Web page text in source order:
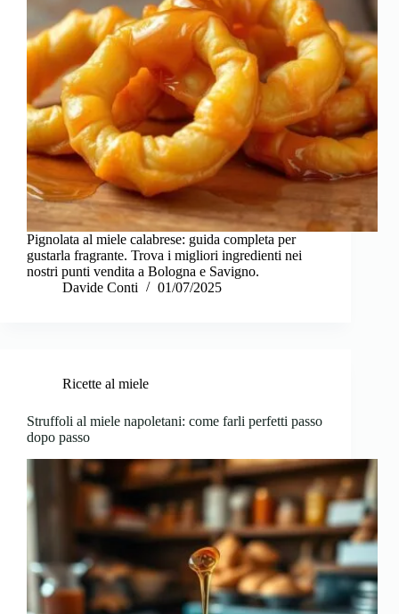
Pignolata al miele calabrese: guida completa per
gustarla fragrante. Trova i migliori ingredienti nei
nostri punti vendita a Bologna e Savigno.
Davide Conti
01/07/2025
Ricette al miele
Struffoli al miele napoletani: come farli perfetti passo
dopo passo